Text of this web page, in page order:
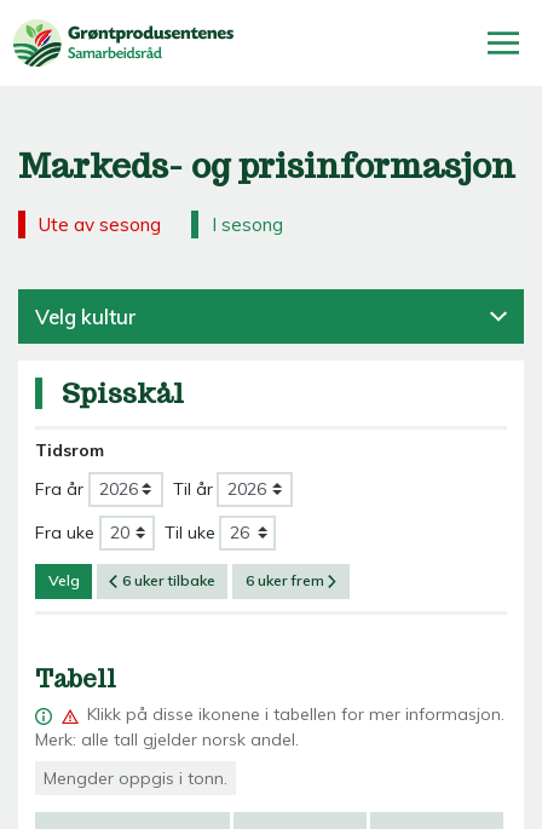
Markeds- og prisinformasjon
Ute av sesong I sesong
Velg kultur
Spisskål
Tidsrom
Fra år
Til år
Fra uke Til uke
Velg 6 uker tilbake 6 uker frem
Tabell
Klikk på disse ikonene i tabellen for mer informasjon.
Merk: alle tall gjelder norsk andel.
Mengder oppgis i tonn.